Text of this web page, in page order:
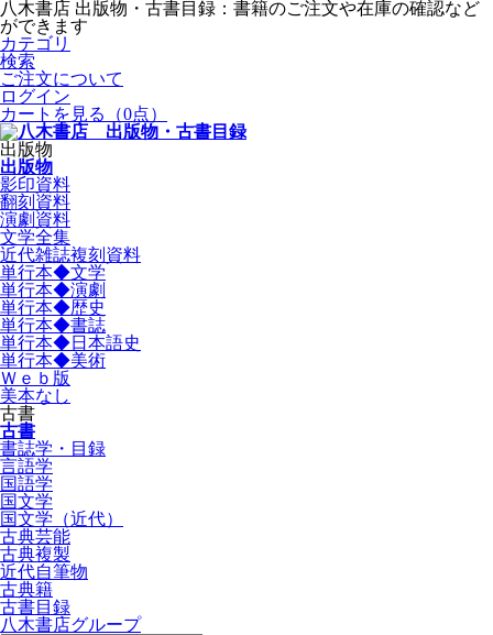
八木書店 出版物・古書目録：書籍のご注文や在庫の確認など
ができます
カテゴリ
検索
ご注文について
ログイン
カートを見る
（0点）
出版物
出版物
影印資料
翻刻資料
演劇資料
文学全集
近代雑誌複刻資料
単行本◆文学
単行本◆演劇
単行本◆歴史
単行本◆書誌
単行本◆日本語史
単行本◆美術
Ｗｅｂ版
美本なし
古書
古書
書誌学・目録
言語学
国語学
国文学
国文学（近代）
古典芸能
古典複製
近代自筆物
古典籍
古書目録
八木書店グループ